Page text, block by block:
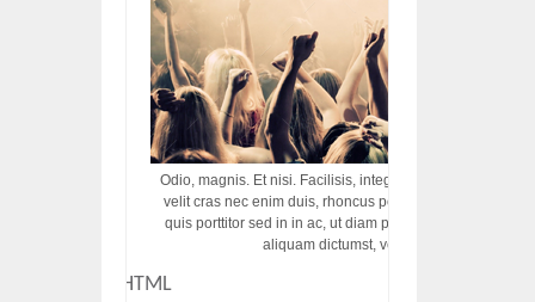
Odio, magnis. Et nisi. Facilisis, integer! Risus augue! Non
velit cras nec enim duis, rhoncus porttitor ac vut rhoncus
quis porttitor sed in in ac, ut diam porttitor odio nunc
aliquam dictumst, vel amet tincidunt
CUSTOM HTML